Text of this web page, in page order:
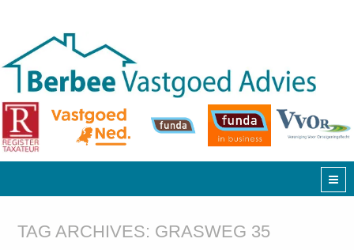
TAG ARCHIVES: GRASWEG 35